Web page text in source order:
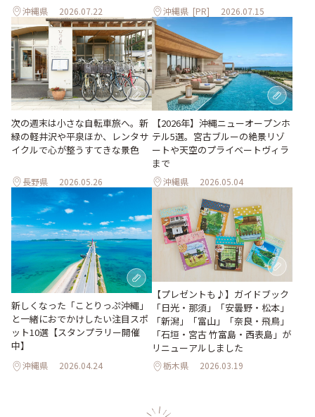
沖縄県 2026.07.22 沖縄県 [PR] 2026.07.15
次の週末は小さな自転車旅へ。新
緑の軽井沢や平泉ほか、レンタサ
イクルで心が整うすてきな景色
長野県 2026.05.26
【2026年】沖縄ニューオープンホ
テル5選。宮古ブルーの絶景リゾ
ートや天空のプライベートヴィラ
まで
沖縄県 2026.05.04
新しくなった「ことりっぷ沖縄」
と一緒におでかけしたい注目スポ
ット10選【スタンプラリー開催
中】
沖縄県 2026.04.24
【プレゼントも♪】ガイドブック
「日光・那須」「安曇野・松本」
「新潟」「富山」「奈良・飛鳥」
「石垣・宮古 竹富島・西表島」が
リニューアルしました
栃木県 2026.03.19